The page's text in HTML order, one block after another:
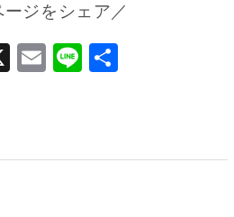
ージをシェア／
X Email
Line